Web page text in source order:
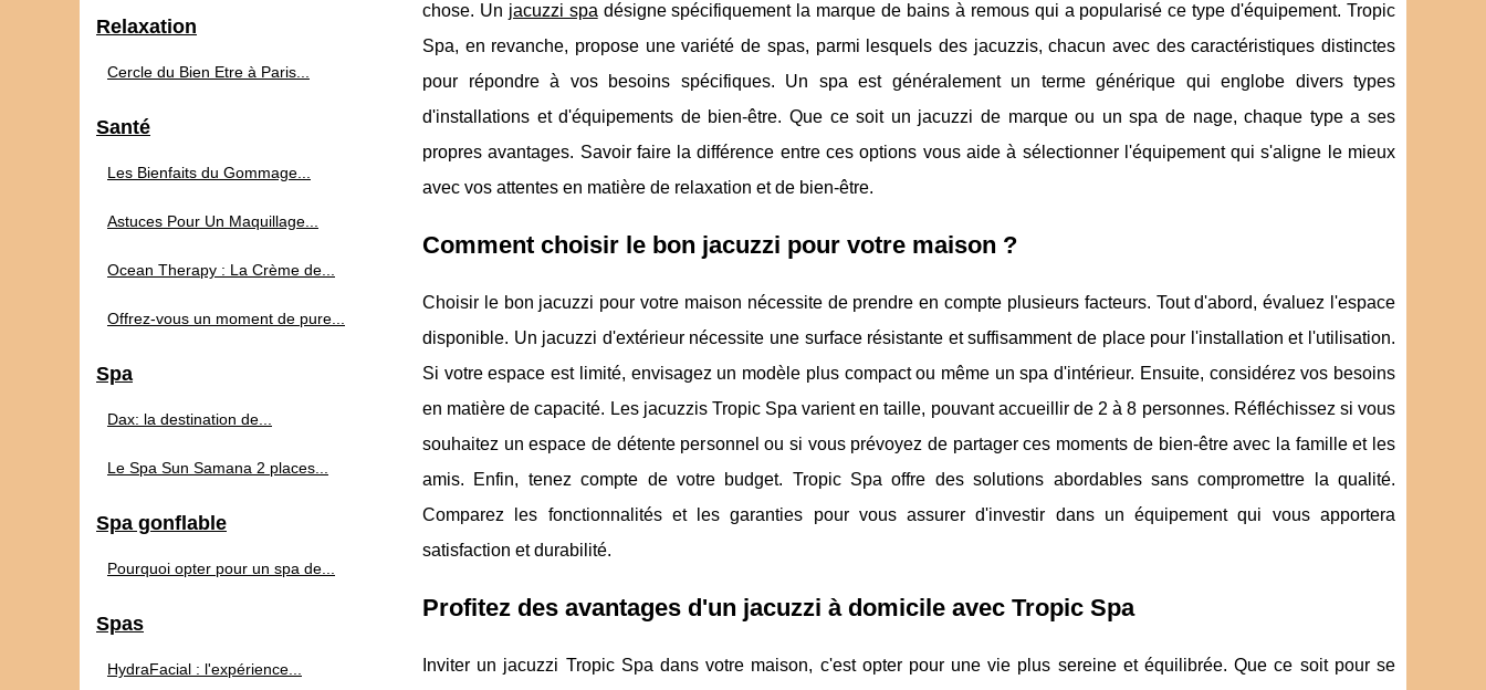
chose. Un jacuzzi spa désigne spécifiquement la marque de bains à remous qui a popularisé ce type d'équipement. Tropic
Spa, en revanche, propose une variété de spas, parmi lesquels des jacuzzis, chacun avec des caractéristiques distinctes
pour répondre à vos besoins spécifiques. Un spa est généralement un terme générique qui englobe divers types
d'installations et d'équipements de bien-être. Que ce soit un jacuzzi de marque ou un spa de nage, chaque type a ses
propres avantages. Savoir faire la différence entre ces options vous aide à sélectionner l'équipement qui s'aligne le mieux
avec vos attentes en matière de relaxation et de bien-être.
Comment choisir le bon jacuzzi pour votre maison ?
Choisir le bon jacuzzi pour votre maison nécessite de prendre en compte plusieurs facteurs. Tout d'abord, évaluez l'espace
disponible. Un jacuzzi d'extérieur nécessite une surface résistante et suffisamment de place pour l'installation et l'utilisation.
Si votre espace est limité, envisagez un modèle plus compact ou même un spa d'intérieur. Ensuite, considérez vos besoins
en matière de capacité. Les jacuzzis Tropic Spa varient en taille, pouvant accueillir de 2 à 8 personnes. Réfléchissez si vous
souhaitez un espace de détente personnel ou si vous prévoyez de partager ces moments de bien-être avec la famille et les
amis. Enfin, tenez compte de votre budget. Tropic Spa offre des solutions abordables sans compromettre la qualité.
Comparez les fonctionnalités et les garanties pour vous assurer d'investir dans un équipement qui vous apportera
satisfaction et durabilité.
Profitez des avantages d'un jacuzzi à domicile avec Tropic Spa
Inviter un jacuzzi Tropic Spa dans votre maison, c'est opter pour une vie plus sereine et équilibrée. Que ce soit pour se
Relaxation
Cercle du Bien Etre à Paris...
Santé
Les Bienfaits du Gommage...
Astuces Pour Un Maquillage...
Ocean Therapy : La Crème de...
Offrez-vous un moment de pure...
Spa
Dax: la destination de...
Le Spa Sun Samana 2 places...
Spa gonflable
Pourquoi opter pour un spa de...
Spas
HydraFacial : l'expérience...